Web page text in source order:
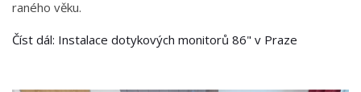
raného věku.
Číst dál: Instalace dotykových monitorů 86" v Praze